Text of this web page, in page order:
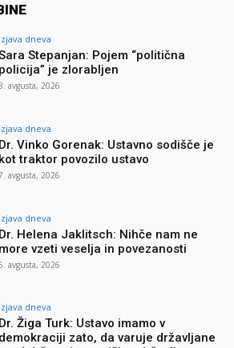
Izjava dneva
Stepanjan: Pojem “politična
policija” je zlorabljen
avgusta, 2026
Izjava dneva
Dr. Vinko Gorenak: Ustavno sodišče je
kot traktor povozilo ustavo
avgusta, 2026
Izjava dneva
Dr. Helena Jaklitsch: Nihče nam ne
more vzeti veselja in povezanosti
avgusta, 2026
Izjava dneva
Dr. Žiga Turk: Ustavo imamo v
demokraciji zato, da varuje državljane